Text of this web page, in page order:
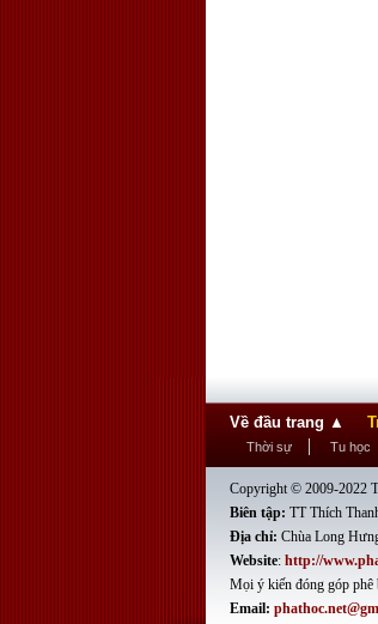
Về đầu trang ▲
Thời sự Tu học
Copyright © 2009-2022
Biên tập: TT Thích
Địa chỉ: Chùa Long
Website: http://
Mọi ý kiến đóng góp
Email: